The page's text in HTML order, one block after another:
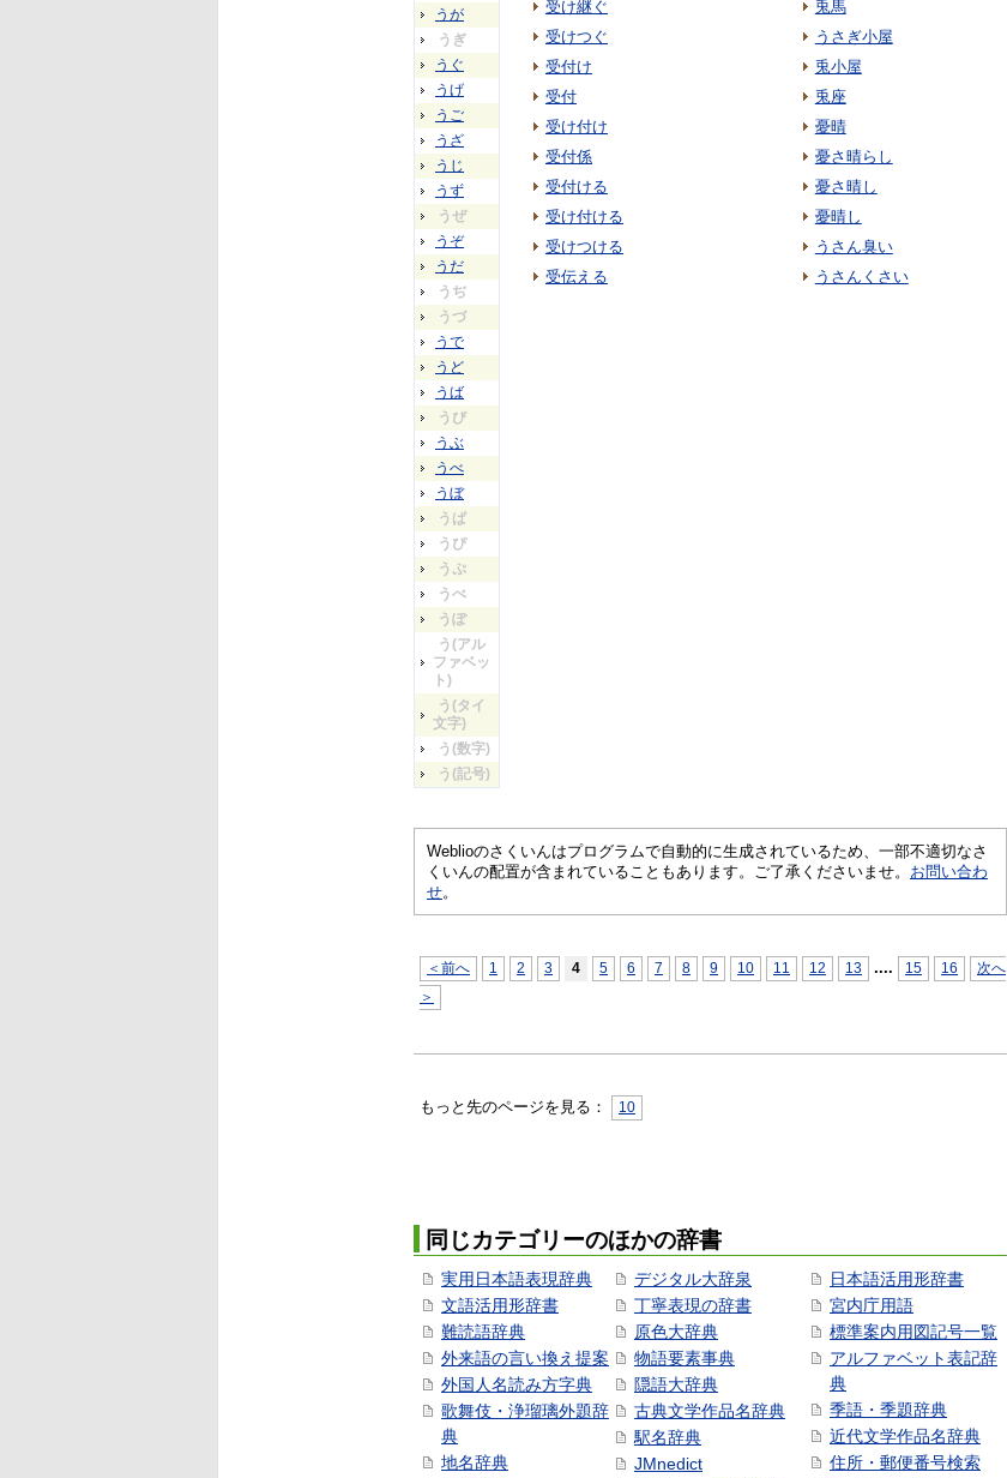
うが
うぎ
うぐ
うげ
うご
うざ
うじ
うず
うぜ
うぞ
うだ
うぢ
うづ
うで
うど
うば
うび
うぶ
うべ
うぼ
うぱ
うぴ
うぷ
うぺ
うぽ
う(アル
ファベッ
ト)
う(タイ
文字)
う(数字)
う(記号)
受け継ぐ
受けつぐ
受付け
受付
受け付け
受付係
受付ける
受け付ける
受けつける
受伝える
兎馬
うさぎ小屋
兎小屋
兎座
憂晴
憂さ晴らし
憂さ晴し
憂晴し
うさん臭い
うさんくさい
Weblioのさくいんはプログラムで自動的に生成されているため、一部不適切なさ
くいんの配置が含まれていることもあります。ご了承くださいませ。 お問い合わ
せ。
＜前へ 1 2 3 4 5 6 7 8 9 10 11 12 13 .... 15 16
次へ
＞
もっと先のページを見る： 10
同じカテゴリーのほかの辞書
実用日本語表現辞典
文語活用形辞書
難読語辞典
外来語の言い換え提案
外国人名読み方字典
歌舞伎・浄瑠璃外題辞
典
地名辞典
デジタル大辞泉
丁寧表現の辞書
原色大辞典
物語要素事典
隠語大辞典
古典文学作品名辞典
駅名辞典
JMnedict
日本語活用形辞書
宮内庁用語
標準案内用図記号一覧
アルファベット表記辞
典
季語・季題辞典
近代文学作品名辞典
住所・郵便番号検索